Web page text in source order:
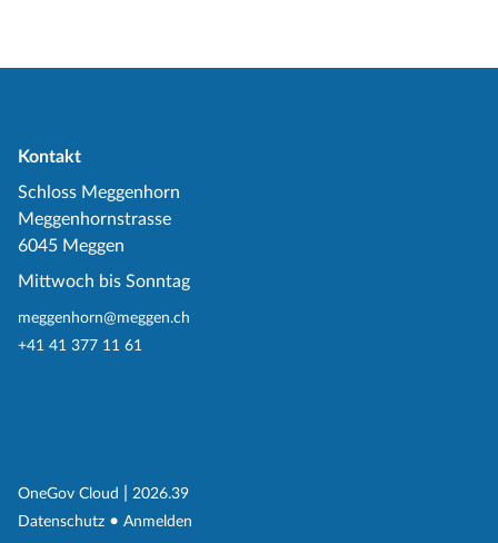
Kontakt
Schloss Meggenhorn
Meggenhornstrasse
6045 Meggen
Mittwoch bis Sonntag
meggenhorn@meggen.ch
+41 41 377 11 61
OneGov Cloud (External Link)
2026.39
Datenschutz (External Link)
Anmelden